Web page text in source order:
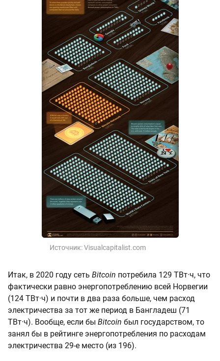
Источник:Visualcapitalist.com
Итак, в 2020 году сеть Bitcoin потребила 129 ТВт·ч, что
фактически равно энергопотреблению всей Норвегии
(124 ТВт·ч) и почти в два раза больше, чем расход
электричества за тот же период в Бангладеш (71
ТВт·ч). Вообще, если бы Bitcoin был государством, то
занял бы в рейтинге энергопотребления по расходам
электричества 29-е место (из 196).